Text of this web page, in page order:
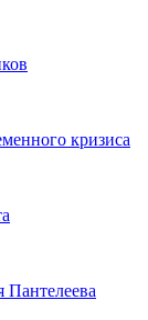
кризиса
Пантелеева